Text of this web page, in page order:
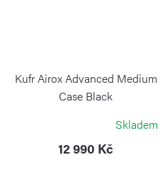
Kufr Airox Advanced Medium
Case Black
Skladem
12 990 Kč